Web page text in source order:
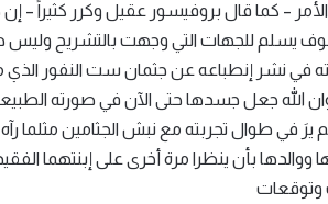
– كما قال بروفيسور عقيل وكرر كثيراً –
يسلم للجهات التي وجهت بالتشريح وليس
في نشر إنطباعه عن جثمان ست النفور
،وان الله جعل جسدها حتى الآن في صورته
يرَ في طوال تجربته مع نبش الجثامين مثلما رآه
ووالدها بأن ينظرا مرة أخرى على إبنتهما
وتوقعات